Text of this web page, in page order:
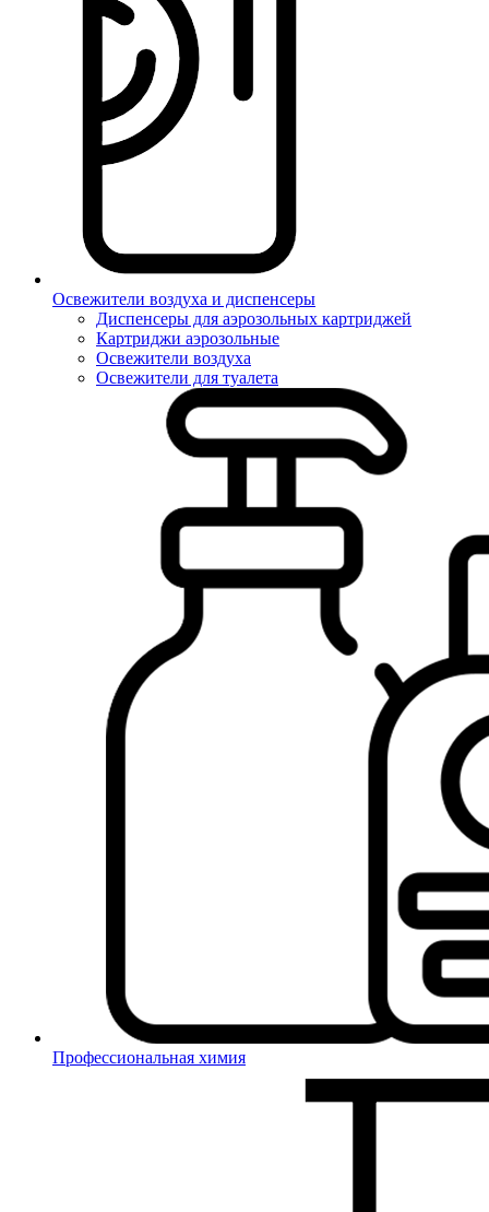
Освежители воздуха и диспенсеры
Диспенсеры для аэрозольных картриджей
Картриджи аэрозольные
Освежители воздуха
Освежители для туалета
Профессиональная химия